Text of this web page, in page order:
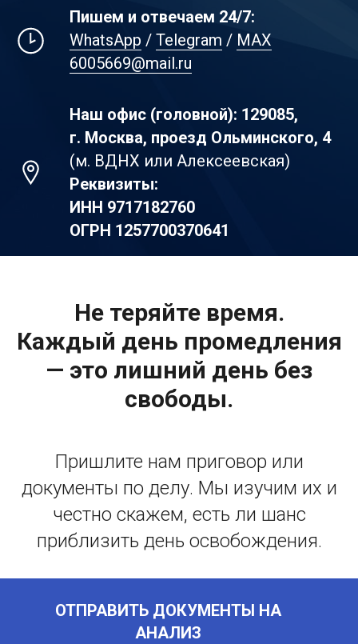
Пишем и отвечаем 24/7:
WhatsApp /Telegram / MAX
6005669@mail.ru
Наш офис (головной): 129085,
г. Москва, проезд Ольминского, 4
(м. ВДНХ или Алексеевская)
Реквизиты:
ИНН 9717182760
ОГРН 1257700370641
Не теряйте время.
Каждый день промедления
— это лишний день без
свободы.
Пришлите нам приговор или
документы по делу. Мы изучим их и
честно скажем, есть ли шанс
приблизить день освобождения.
ОТПРАВИТЬ ДОКУМЕНТЫ НА
АНАЛИЗ